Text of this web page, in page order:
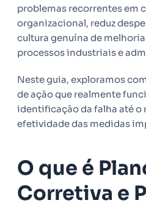
problemas recorrentes em
organizacional, reduz
cultura genuína de
processos industriais e
Neste guia, exploramos
de ação que realmente
identificação da falha até
efetividade das medidas
O que é
Corretiva e